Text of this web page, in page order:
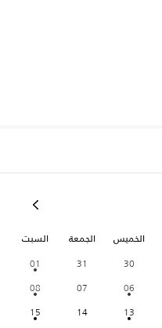
الخميس الجمعة السبت
30
31
01
06
07
08
13
14
15